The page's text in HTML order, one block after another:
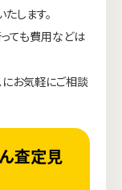
します。
ても費用などは
にお気軽にご相談
査定見